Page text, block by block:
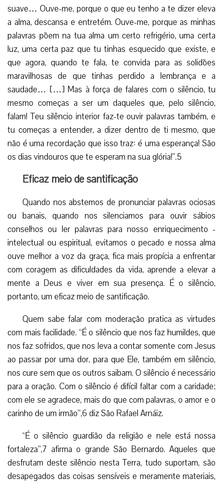
suave… Ouve-me, porque o que eu tenho a te dizer eleva
a alma, descansa e entretém. Ouve-me, porque as minhas
palavras põem na tua alma um certo refrigério, uma certa
luz, uma certa paz que tu tinhas esquecido que existe, e
que agora, quando te fala, te convida para as solidões
maravilhosas de que tinhas perdido a lembrança e a
saudade… […] Mas à força de falares com o silêncio, tu
mesmo começas a ser um daqueles que, pelo silêncio,
falam! Teu silêncio interior faz-te ouvir palavras também, e
tu começas a entender, a dizer dentro de ti mesmo, que
não é uma recordação que isso traz: é uma esperança! São
os dias vindouros que te esperam na sua glória!”.5
Eficaz meio de santificação
Quando nos abstemos de pronunciar palavras ociosas
ou banais, quando nos silenciamos para ouvir sábios
conselhos ou ler palavras para nosso enriquecimento ­
intelectual ou espiritual, evitamos o pecado e nossa alma
ouve melhor a voz da graça, fica mais propícia a enfrentar
com coragem as dificuldades da vida, aprende a elevar a
mente a Deus e viver em sua presença. É o silêncio,
portanto, um eficaz meio de santificação.
Quem sabe falar com moderação pratica as virtudes
com mais facilidade. “É o silêncio que nos faz humildes, que
nos faz sofridos, que nos leva a contar somente com Jesus
ao passar por uma dor, para que Ele, também em silêncio,
nos cure sem que os outros saibam. O silêncio é necessário
para a oração. Com o silêncio é difícil faltar com a caridade;
com ele se agradece, mais do que com palavras, o amor e o
carinho de um irmão”,6 diz São Rafael Arnáiz.
“É o silêncio guardião da religião e nele está nossa
fortaleza”,7 afirma o grande São Bernardo. Aqueles que
desfrutam deste silêncio nesta Terra, tudo suportam, são
desapegados das coisas sensíveis e meramente materiais,